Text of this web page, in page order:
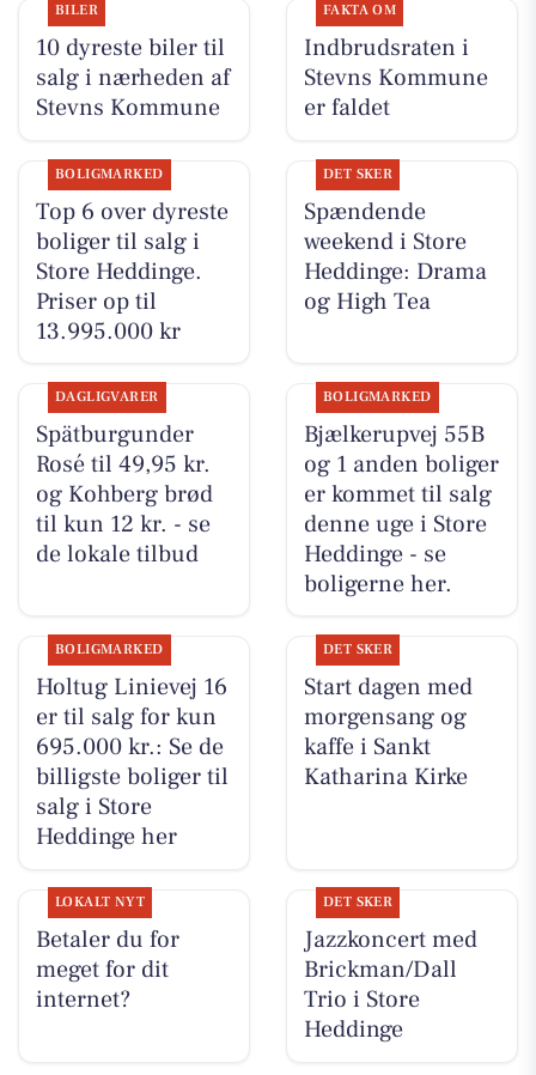
BILER
10 dyreste biler til
salg i nærheden af
Stevns Kommune
FAKTA OM
Indbrudsraten i
Stevns Kommune
er faldet
BOLIGMARKED
Top 6 over dyreste
boliger til salg i
Store Heddinge.
Priser op til
13.995.000 kr
DET SKER
Spændende
weekend i Store
Heddinge: Drama
og High Tea
DAGLIGVARER
Spätburgunder
Rosé til 49,95 kr.
og Kohberg brød
til kun 12 kr. - se
de lokale tilbud
BOLIGMARKED
Bjælkerupvej 55B
og 1 anden boliger
er kommet til salg
denne uge i Store
Heddinge - se
boligerne her.
BOLIGMARKED
Holtug Linievej 16
er til salg for kun
695.000 kr.: Se de
billigste boliger til
salg i Store
Heddinge her
DET SKER
Start dagen med
morgensang og
kaffe i Sankt
Katharina Kirke
LOKALT NYT
Betaler du for
meget for dit
internet?
DET SKER
Jazzkoncert med
Brickman/Dall
Trio i Store
Heddinge